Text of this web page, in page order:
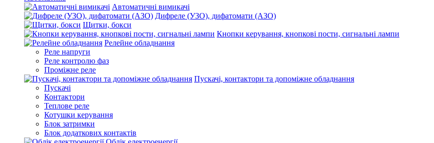
Автоматичні вимикачі
Дифреле (УЗО), дифатомати (АЗО)
Щитки, бокси
Кнопки керування, кнопкові пости, сигнальні лампи
Релейне обладнання
Реле напруги
Реле контролю фаз
Проміжне реле
Пускачі, контактори та допоміжне обладнання
Пускачі
Контактори
Теплове реле
Котушки керування
Блок затримки
Блок додаткових контактів